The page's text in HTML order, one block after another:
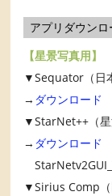
アプリダウンロ
【星景写真用】
▼Sequator（日
→ ダウンロード
▼StarNet++（星
→ ダウンロード
▼Sirius Comp（